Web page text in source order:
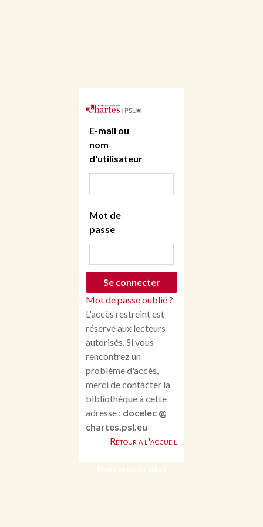
E-mail ou
nom
d'utilisateur
Mot de
passe
Mot de passe oublié ?
L'accès restreint est
réservé aux lecteurs
autorisés. Si vous
rencontrez un
problème d'accès,
merci de contacter la
bibliothèque à cette
adresse : docelec @
chartes.psl.eu
Retour à l'accueil
Propulsé par Omeka S